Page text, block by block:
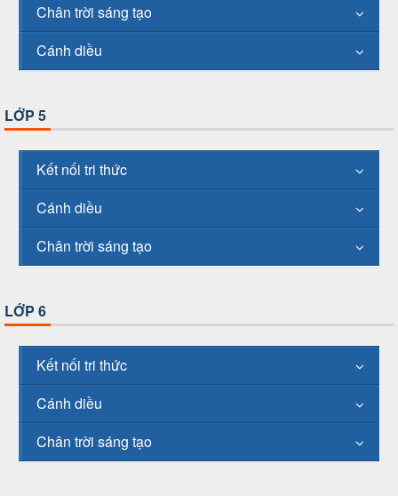
Chân trời sáng tạo
Cánh diều
LỚP 5
Kết nối tri thức
Cánh diều
Chân trời sáng tạo
LỚP 6
Kết nối tri thức
Cánh diều
Chân trời sáng tạo